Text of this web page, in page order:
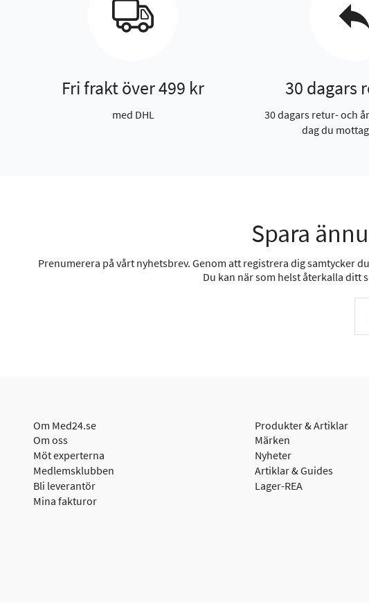
Fri frakt över 499 kr
med DHL
30 dagars
30 dagars retur- och
dag du
Spara
Prenumerera på vårt nyhetsbrev. Genom att registrera dig
Du kan när som helst återkalla ditt
Om Med24.se
Om oss
Möt experterna
Medlemsklubben
Bli leverantör
Mina fakturor
Produkter & Artiklar
Märken
Nyheter
Artiklar & Guides
Lager-REA